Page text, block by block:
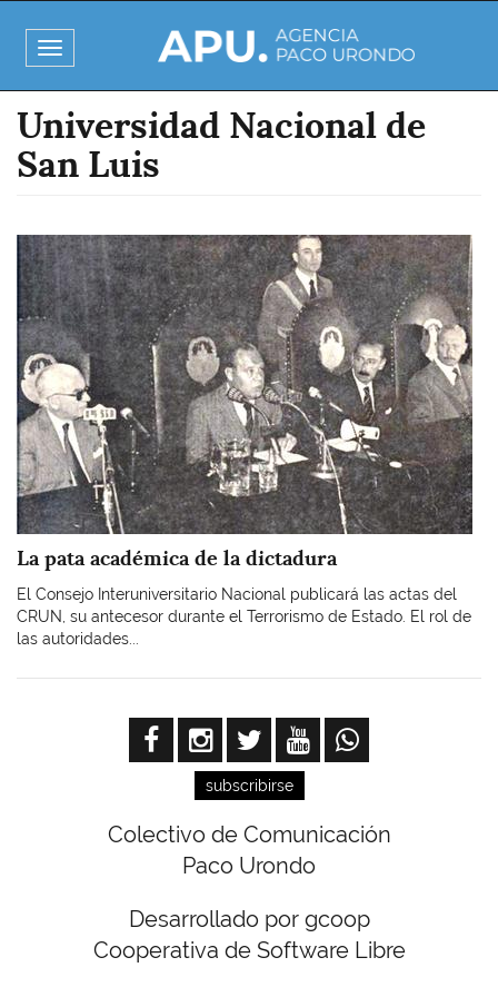
al
contenido
principal
Toggle
navigation
Universidad Nacional de
San Luis
Imagen
La pata académica de la dictadura
El Consejo Interuniversitario Nacional publicará las actas del
CRUN, su antecesor durante el Terrorismo de Estado. El rol de
las autoridades...
subscribirse
Colectivo de Comunicación
Paco Urondo
Desarrollado por gcoop
Cooperativa de Software Libre